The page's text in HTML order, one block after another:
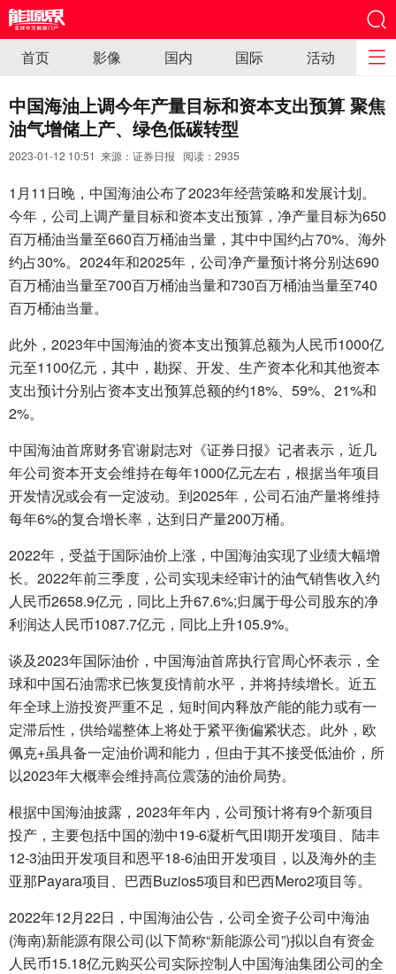
首页 影像 国内 国际 活动
中国海油上调今年产量目标和资本支出预算 聚焦
油气增储上产、绿色低碳转型
2023-01-12 10:51 来源：证券日报 阅读： 2935
1月11日晚，中国海油公布了2023年经营策略和发展计划。
今年，公司上调产量目标和资本支出预算，净产量目标为650
百万桶油当量至660百万桶油当量，其中中国约占70%、海外
约占30%。2024年和2025年，公司净产量预计将分别达690
百万桶油当量至700百万桶油当量和730百万桶油当量至740
百万桶油当量。
此外，2023年中国海油的资本支出预算总额为人民币1000亿
元至1100亿元，其中，勘探、开发、生产资本化和其他资本
支出预计分别占资本支出预算总额的约18%、59%、21%和
2%。
中国海油首席财务官谢尉志对《证券日报》记者表示，近几
年公司资本开支会维持在每年1000亿元左右，根据当年项目
开发情况或会有一定波动。到2025年，公司石油产量将维持
每年6%的复合增长率，达到日产量200万桶。
2022年，受益于国际油价上涨，中国海油实现了业绩大幅增
长。2022年前三季度，公司实现未经审计的油气销售收入约
人民币2658.9亿元，同比上升67.6%;归属于母公司股东的净
利润达人民币1087.7亿元，同比上升105.9%。
谈及2023年国际油价，中国海油首席执行官周心怀表示，全
球和中国石油需求已恢复疫情前水平，并将持续增长。近五
年全球上游投资严重不足，短时间内释放产能的能力或有一
定滞后性，供给端整体上将处于紧平衡偏紧状态。此外，欧
佩克+虽具备一定油价调和能力，但由于其不接受低油价，所
以2023年大概率会维持高位震荡的油价局势。
根据中国海油披露，2023年年内，公司预计将有9个新项目
投产，主要包括中国的渤中19-6凝析气田I期开发项目、陆丰
12-3油田开发项目和恩平18-6油田开发项目，以及海外的圭
亚那Payara项目、巴西Buzios5项目和巴西Mero2项目等。
2022年12月22日，中国海油公告，公司全资子公司中海油
(海南)新能源有限公司(以下简称“新能源公司”)拟以自有资金
人民币15.18亿元购买公司实际控制人中国海油集团公司的全